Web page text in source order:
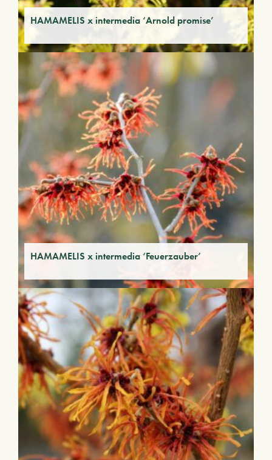
HAMAMELIS x intermedia ‘Arnold promise’
HAMAMELIS x intermedia ‘Feuerzauber’